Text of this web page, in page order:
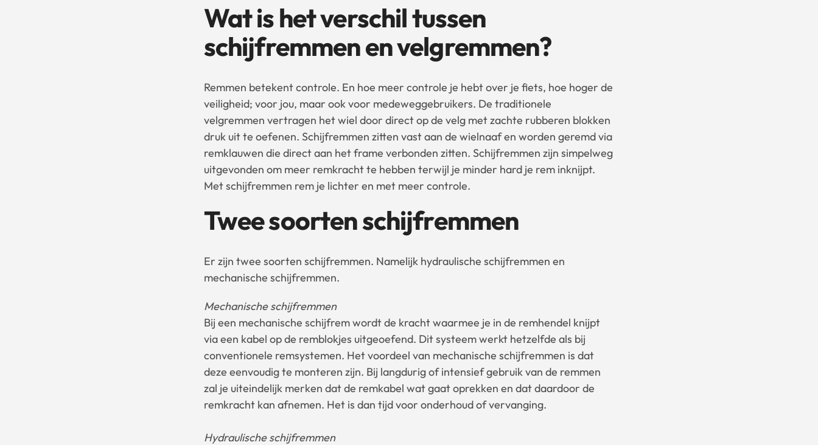
Wat is het verschil tussen
schijfremmen en velgremmen?
Remmen betekent controle. En hoe meer controle je hebt over je fiets, hoe hoger de
veiligheid; voor jou, maar ook voor medeweggebruikers. De traditionele
velgremmen vertragen het wiel door direct op de velg met zachte rubberen blokken
druk uit te oefenen. Schijfremmen zitten vast aan de wielnaaf en worden geremd via
remklauwen die direct aan het frame verbonden zitten. Schijfremmen zijn simpelweg
uitgevonden om meer remkracht te hebben terwijl je minder hard je rem inknijpt.
Met schijfremmen rem je lichter en met meer controle.
Twee soorten schijfremmen
Er zijn twee soorten schijfremmen. Namelijk hydraulische schijfremmen en
mechanische schijfremmen.
Mechanische schijfremmen
Bij een mechanische schijfrem wordt de kracht waarmee je in de remhendel knijpt
via een kabel op de remblokjes uitgeoefend. Dit systeem werkt hetzelfde als bij
conventionele remsystemen. Het voordeel van mechanische schijfremmen is dat
deze eenvoudig te monteren zijn. Bij langdurig of intensief gebruik van de remmen
zal je uiteindelijk merken dat de remkabel wat gaat oprekken en dat daardoor de
remkracht kan afnemen. Het is dan tijd voor onderhoud of vervanging.
Hydraulische schijfremmen